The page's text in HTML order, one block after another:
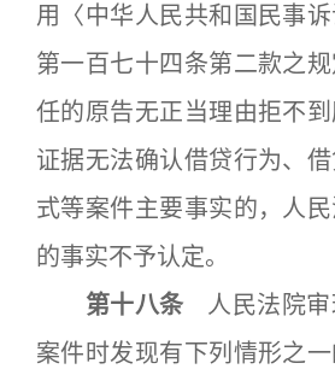
用〈中华人民共和国民事诉
第一百七十四条第二款之
任的原告无正当理由拒不
证据无法确认借贷行为、
式等案件主要事实的，人
的事实不予认定。
第十八条 人民法院审
案件时发现有下列情形之